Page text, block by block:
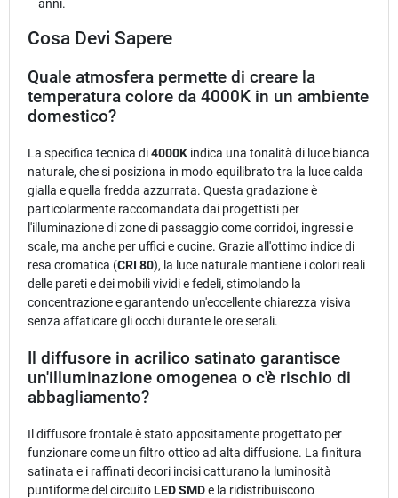
anni.
Cosa Devi Sapere
Quale atmosfera permette di creare la
temperatura colore da 4000K in un ambiente
domestico?
La specifica tecnica di4000K indica una tonalità di luce bianca
naturale, che si posiziona in modo equilibrato tra la luce calda
gialla e quella fredda azzurrata. Questa gradazione è
particolarmente raccomandata dai progettisti per
l'illuminazione di zone di passaggio come corridoi, ingressi e
scale, ma anche per uffici e cucine. Grazie all'ottimo indice di
resa cromatica (CRI 80), la luce naturale mantiene i colori reali
delle pareti e dei mobili vividi e fedeli, stimolando la
concentrazione e garantendo un'eccellente chiarezza visiva
senza affaticare gli occhi durante le ore serali.
Il diffusore in acrilico satinato garantisce
un'illuminazione omogenea o c'è rischio di
abbagliamento?
Il diffusore frontale è stato appositamente progettato per
funzionare come un filtro ottico ad alta diffusione. La finitura
satinata e i raffinati decori incisi catturano la luminosità
puntiforme del circuitoLED SMDe la ridistribuiscono